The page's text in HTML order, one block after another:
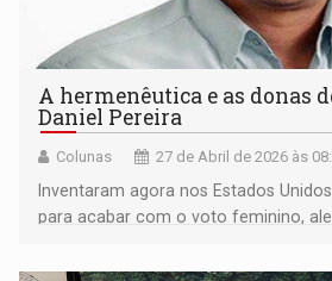
A hermenêutica e as donas
Daniel Pereira
Colunas 27 de Abril de 2026 às
Inventaram agora nos Estados
para acabar com o voto feminino,
bordava em silêncio